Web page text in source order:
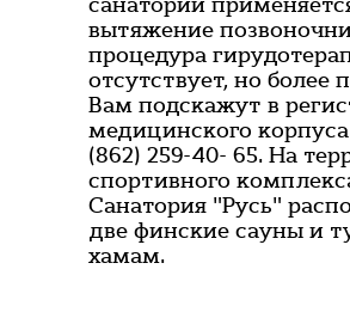
вытяжение
процедура
отсутствует, но более
Вам подскажут в
медицинского корпуса
(862) 259-40- 65. На
спортивного
Санатория "Русь"
две финские сауны и
хамам.